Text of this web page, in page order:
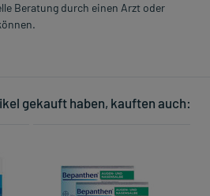
Beratung durch einen Arzt oder
gekauft haben, kauften auch: